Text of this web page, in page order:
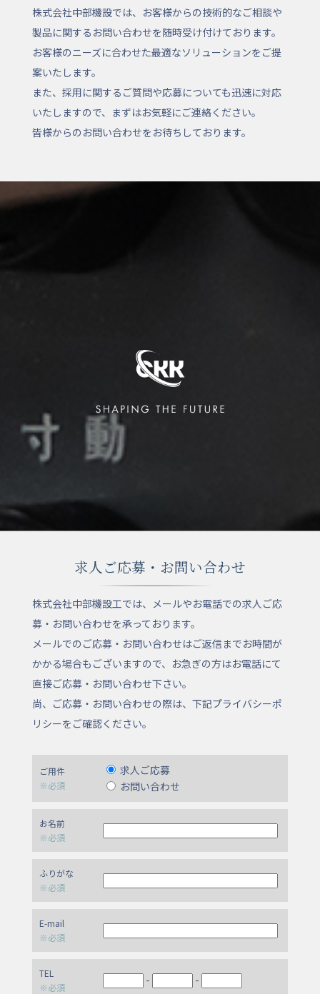
株式会社中部機設では、お客様からの技術的なご相談や
製品に関するお問い合わせを随時受け付けております。
お客様のニーズに合わせた最適なソリューションをご提
案いたします。
また、採用に関するご質問や応募についても迅速に対応
いたしますので、まずはお気軽にご連絡ください。
皆様からのお問い合わせをお待ちしております。
求人ご応募・お問い合わせ
株式会社中部機設工では、メールやお電話での求人ご応
募・お問い合わせを承っております。
メールでのご応募・お問い合わせはご返信までお時間が
かかる場合もございますので、お急ぎの方はお電話にて
直接ご応募・お問い合わせ下さい。
尚、ご応募・お問い合わせの際は、下記プライバシーポ
リシーをご確認ください。
ご用件
※必須
求人ご応募
お問い合わせ
お名前
※必須
ふりがな
※必須
E-mail
※必須
TEL
※必須
- -